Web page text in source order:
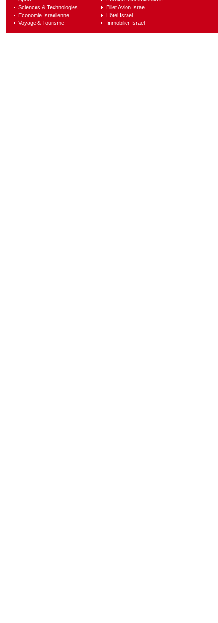
Sciences & Technologies
Economie Israélienne
Voyage & Tourisme
Billet Avion Israel
Hôtel Israel
Immobilier Israel